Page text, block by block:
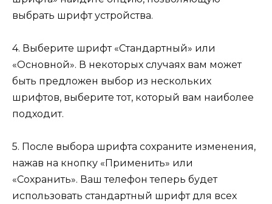
выбрать шрифт устройства.
4. Выберите шрифт «Стандартный» или
«Основной». В некоторых случаях вам может
быть предложен выбор из нескольких
шрифтов, выберите тот, который вам наиболее
подходит.
5. После выбора шрифта сохраните изменения,
нажав на кнопку «Применить» или
«Сохранить». Ваш телефон теперь будет
использовать стандартный шрифт для всех